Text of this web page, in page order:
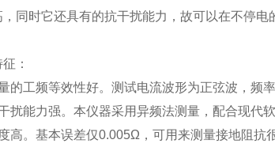
同时它还具有的抗干扰能力，故可以在不停电
：
的工频等效性好。测试电流波形为正弦波，频
扰能力强。本仪器采用异频法测量，配合现代
高。基本误差仅0.005Ω，可用来测量接地阻抗